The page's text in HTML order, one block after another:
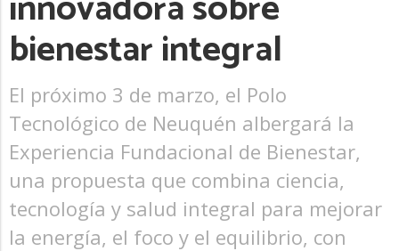
bienestar integral
El próximo 3 de marzo, el Polo
Tecnológico de Neuquén albergará la
Experiencia Fundacional de Bienestar,
una propuesta que combina ciencia,
tecnología y salud integral para mejorar
la energía, el foco y el equilibrio, con